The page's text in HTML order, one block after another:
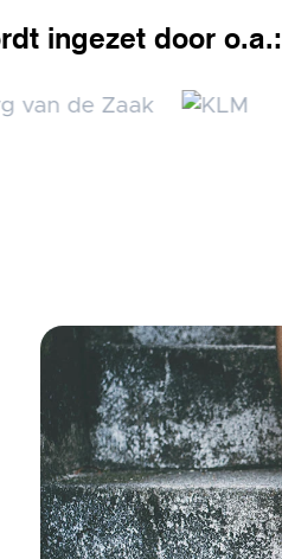
ingezet door o.a.: